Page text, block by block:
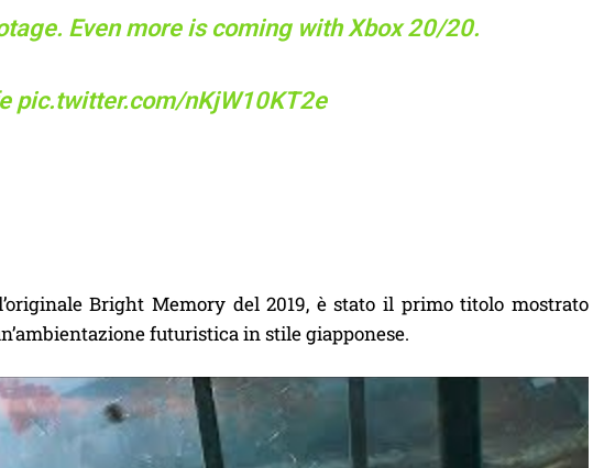
Even more is coming with Xbox 20/20.
pic.twitter.com/nKjW10KT2e
Bright Memory del 2019, è stato il primo titolo mostrato
futuristica in stile giapponese.